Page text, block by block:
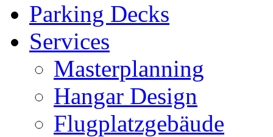
Parking Decks
Services
Masterplanning
Hangar Design
Flugplatzgebäude